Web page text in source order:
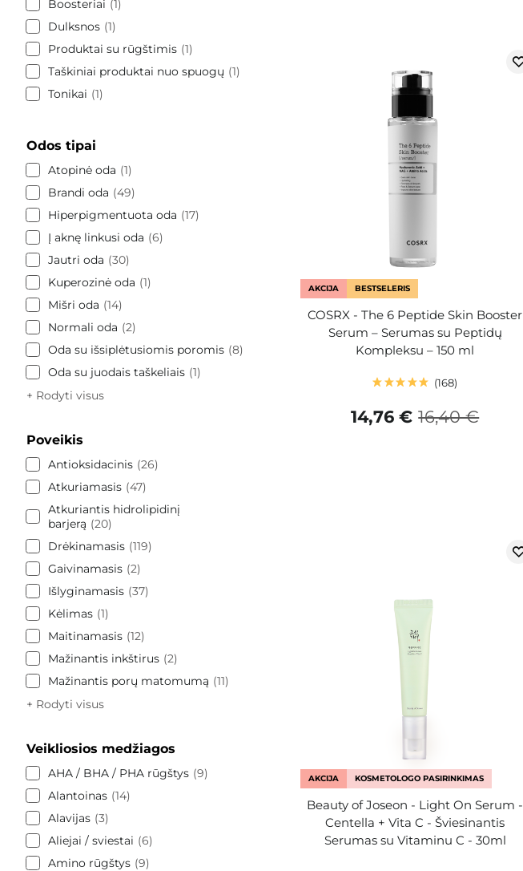
Boosteriai
1
Dulksnos 1
Produktai su rūgštimis 1
Taškiniai produktai nuo spuogų
1
Tonikai
1
Odos tipai
Atopinė oda
1
Brandi oda
49
Hiperpigmentuota oda
17
Į aknę linkusi oda
6
Jautri oda
30
Kuperozinė oda
1
Mišri oda
14
Normali oda
2
Oda su išsiplėtusiomis poromis 8
Oda su juodais taškeliais 1
+ Rodyti visus
Poveikis
Antioksidacinis 26
Atkuriamasis 47
Atkuriantis hidrolipidinį
barjerą
20
Drėkinamasis 119
Gaivinamasis 2
Išlyginamasis 37
Kėlimas 1
Maitinamasis 12
Mažinantis inkštirus 2
Mažinantis porų matomumą
11
+ Rodyti visus
Veikliosios medžiagos
AHA / BHA / PHA rūgštys 9
Alantoinas 14
Alavijas 3
Aliejai / sviestai
6
Amino rūgštys 9
AKCIJA BESTSELERIS
COSRX - The 6 Peptide Skin Booster
Serum – Serumas su Peptidų
Kompleksu – 150 ml
168
16,40 €
14,76 €
AKCIJA KOSMETOLOGO PASIRINKIMAS
Beauty of Joseon - Light On Serum -
Centella + Vita C - Šviesinantis
Serumas su Vitaminu C - 30ml